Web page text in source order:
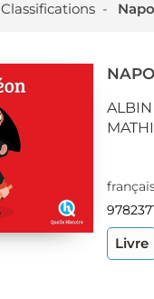
Classifications -
Livre